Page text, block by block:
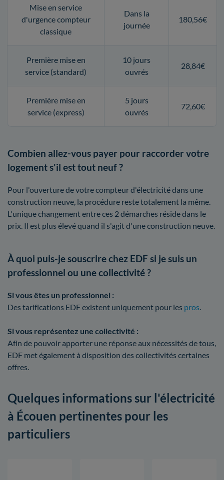
Mise en service
d'urgence compteur
classique
Dans la
journée
180,56€
Première mise en
service (standard)
10 jours
ouvrés
28,84€
Première mise en
service (express)
5 jours
ouvrés
72,60€
Combien allez-vous payer pour raccorder votre
logement s'il est tout neuf ?
Pour l'ouverture de votre compteur d'électricité dans une
construction neuve, la procédure reste totalement la même.
L'unique changement entre ces 2 démarches réside dans le
prix. Il est plus élevé quand il s'agit d'une construction neuve.
À quoi puis-je souscrire chez EDF si je suis un
professionnel ou une collectivité ?
Si vous êtes un professionnel :
Des tarifications EDF existent uniquement pour les pros.
Si vous représentez une collectivité :
Afin de pouvoir apporter une réponse aux nécessités de tous,
EDF met également à disposition des collectivités certaines
offres.
Quelques informations sur l'électricité
à Écouen pertinentes pour les
particuliers